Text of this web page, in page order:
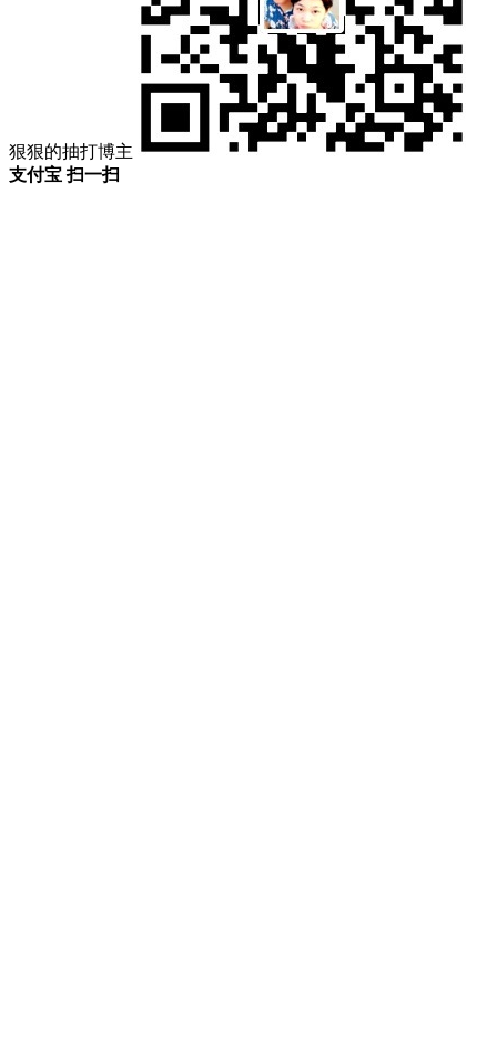
狠狠的抽打博主
支付宝 扫一扫